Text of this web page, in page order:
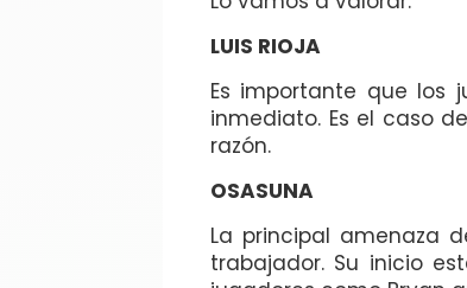
LUIS RIOJA
Es importante que los
inmediato. Es el caso
razón.
OSASUNA
La principal amenaza
trabajador. Su inicio